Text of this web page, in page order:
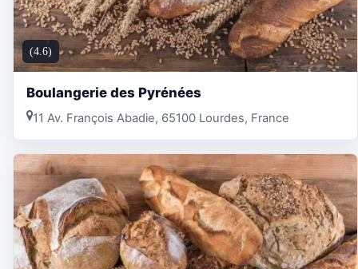
(4.6)
Boulangerie des Pyrénées
11 Av. François Abadie, 65100 Lourdes, France